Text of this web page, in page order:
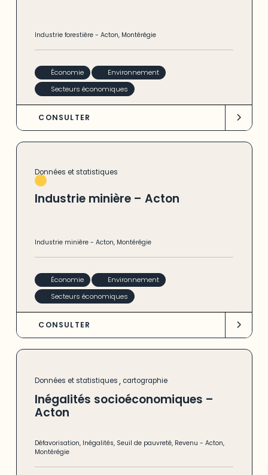
Industrie forestière -Acton, Montérégie
Économie
Environnement
Secteurs économiques
CONSULTER
Données et statistiques
Industrie minière – Acton
Industrie minière -Acton, Montérégie
Économie
Environnement
Secteurs économiques
CONSULTER
Données et statistiques, cartographie
Inégalités socioéconomiques –
Acton
Défavorisation, Inégalités, Seuil de pauvreté, Revenu -Acton,
Montérégie